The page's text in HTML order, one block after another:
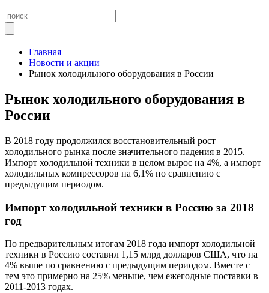
Главная
Новости и акции
Рынок холодильного оборудования в России
Рынок холодильного оборудования в
России
В 2018 году продолжился восстановительный рост
холодильного рынка после значительного падения в 2015.
Импорт холодильной техники в целом вырос на 4%, а импорт
холодильных компрессоров на 6,1% по сравнению с
предыдущим периодом.
Импорт холодильной техники в Россию за 2018
год
По предварительным итогам 2018 года импорт холодильной
техники в Россию составил 1,15 млрд долларов США, что на
4% выше по сравнению с предыдущим периодом. Вместе с
тем это примерно на 25% меньше, чем ежегодные поставки в
2011-2013 годах.